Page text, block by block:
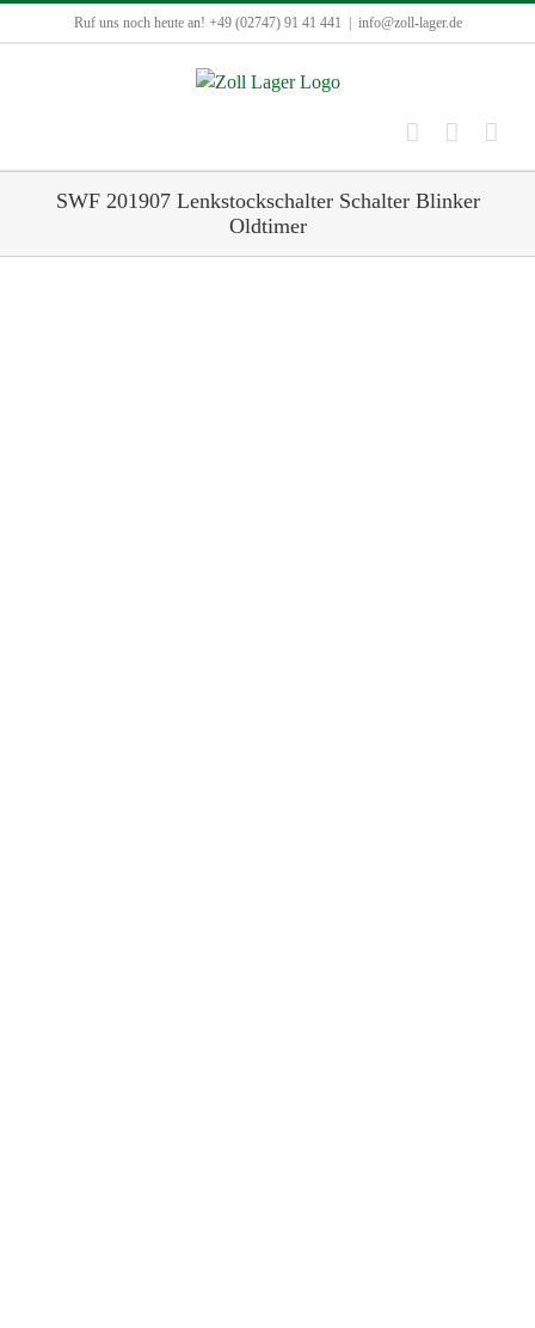
Inhalt
Ruf uns noch heute an! +49 (02747) 91 41 441 info@zoll-lager.de
SWF 201907 Lenkstockschalter Schalter Blinker
Oldtimer